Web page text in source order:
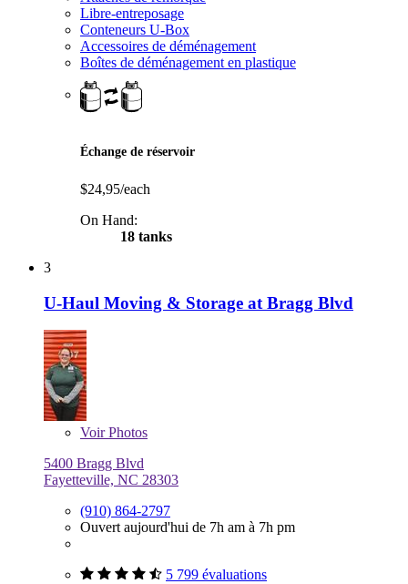
Libre-entreposage
Conteneurs U-Box
Accessoires de déménagement
Boîtes de déménagement en plastique
Échange de réservoir
$24,95/each
On Hand:
18 tanks
3
U-Haul Moving & Storage at Bragg Blvd
VoirPhotos
5400 Bragg Blvd
Fayetteville, NC 28303
(910) 864-2797
Ouvert aujourd'hui de 7h am à 7h pm
5 799 évaluations